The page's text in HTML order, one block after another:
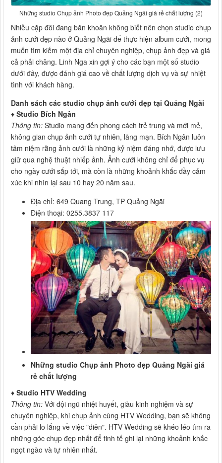
Những studio Chụp ảnh Photo đẹp Quảng Ngãi giá rẻ chất lượng (2)
Nhiều cặp đôi đang băn khoăn không biết nên chọn studio chụp
ảnh cưới đẹp nào ở Quảng Ngãi để thực hiện album cưới, mong
muốn tìm kiếm một địa chỉ chuyên nghiệp, chụp ảnh đẹp và giá
cả phải chăng. Linh Nga xin gợi ý cho các bạn một số studio
dưới đây, được đánh giá cao về chất lượng dịch vụ và sự nhiệt
tình với khách hàng.
Danh sách các studio chụp ảnh cưới đẹp tại Quảng Ngãi
♦ Studio Bích Ngân
Thông tin: Studio mang đến phong cách trẻ trung và mới mẻ,
không gian chụp ảnh cưới tự nhiên, lãng mạn. Bích Ngân luôn
tâm niệm rằng ảnh cưới là những kỷ niệm đáng nhớ, được lưu
giữ qua nghệ thuật nhiếp ảnh. Ảnh cưới không chỉ để phục vụ
cho ngày cưới sắp tới, mà còn là những khoảnh khắc đầy cảm
xúc khi nhìn lại sau 10 hay 20 năm sau.
Địa chỉ: 649 Quang Trung, TP Quảng Ngãi
Điện thoại: 0255.3837 117
Những studio Chụp ảnh Photo đẹp Quảng Ngãi giá
rẻ chất lượng
♦ Studio HTV Wedding
Thông tin: Với đội ngũ nhiệt huyết, giàu kinh nghiệm và sự
chuyên nghiệp, khi chụp ảnh cùng HTV Wedding, bạn sẽ không
cần phải lo lắng về việc "diễn". HTV Wedding sẽ khéo léo tìm ra
những góc chụp đẹp nhất để tinh tế ghi lại những khoảnh khắc
ngọt ngào và tự nhiên nhất.